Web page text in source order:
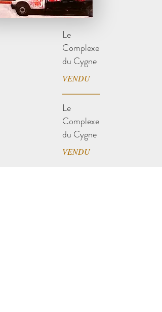
Le
Complexe
du Cygne
VENDU
Le
Complexe
du Cygne
VENDU